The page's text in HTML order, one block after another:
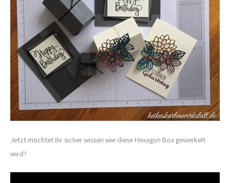
Jetzt möchtet Ihr sicher wissen wie diese Hexagon Box gewerkelt
wird?